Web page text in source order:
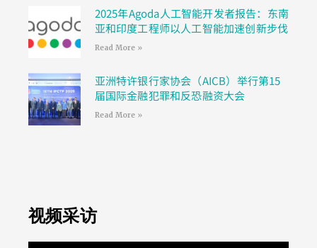
2025年Agoda人工智能开发者报告：东南
亚和印度工程师以人工智能加速创新步伐
Read More »
亚洲特许银行家协会（AICB）举行第15
届国际金融犯罪和反恐融资大会
Read More »
视频采访